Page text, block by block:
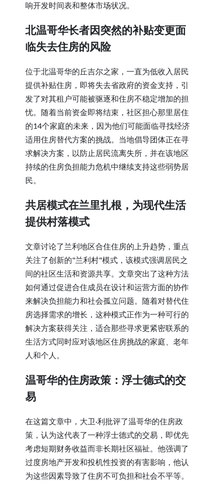
响开发时间表和整体市场状况。
北温哥华长者因突然的补贴变更面
临失去住房的风险
位于北温哥华的丘吉尔之家，一直为低收入居民
提供补贴住房，即将失去省政府的资金支持，引
发了对其租户可能被驱逐和住房不稳定增加的担
忧。随着当前资金即将结束，社区担心那里居住
的14个家庭的未来，因为他们可能面临寻找经济
适用住房替代方案的挑战。当地倡导团体正在寻
求解决方案，以防止居民流离失所，并在该地区
持续的住房负担能力危机中继续支持这些弱势居
民。
共居模式在兰里扎根，为现代生活
提供村落模式
文章讨论了兰利地区合住住房的上升趋势，重点
关注了创新的"兰利村"模式，该模式强调居民之
间的社区生活和资源共享。文章突出了这种方法
如何通过促进合住成员在设计和运营方面的协作
来解决负担能力和社会孤立问题。随着对替代住
房选择需求的增长，这种模式正作为一种可行的
解决方案获得关注，适合那些寻求更紧密联系的
生活方式同时应对该地区住房挑战的家庭、老年
人和个人。
温哥华的住房政策：浮士德式的交
易
在这篇文章中，大卫·利批评了温哥华的住房政
策，认为这代表了一种浮士德式的交易，即优先
考虑短期财务收益而非长期社区福祉。他强调了
过度房地产开发和投机性投资的有害影响，他认
为这些因素导致了住房不可负担和社会不平等。